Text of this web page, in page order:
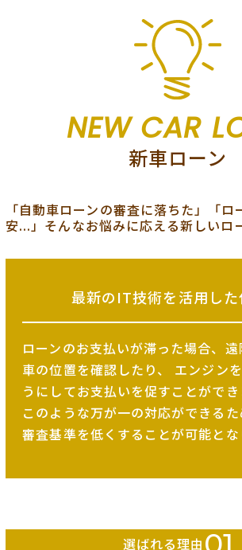
NEW CAR
新車ローン
「自動車ローンの審査に落ちた」「ロ
安...」そんなお悩みに応える新しいロ
最新のIT技術を活用し
ローンのお支払いが滞った場合、
車の位置を確認したり、
エンジン
うにしてお支払いを促すことができ
このような万が一の対応ができるた
審査基準を低くすることが可能とな
選ばれる理由